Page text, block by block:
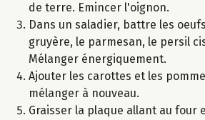
de terre. Emincer l'oignon.
Dans un saladier, battre les
gruyère, le parmesan, le persil
Mélanger énergiquement.
Ajouter les carottes et les
mélanger à nouveau.
Graisser la plaque allant au four